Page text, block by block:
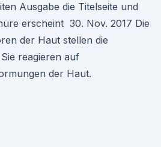
Ausgabe die Titelseite und
erscheint 30. Nov. 2017 Die
der Haut stellen die
reagieren auf
der Haut.